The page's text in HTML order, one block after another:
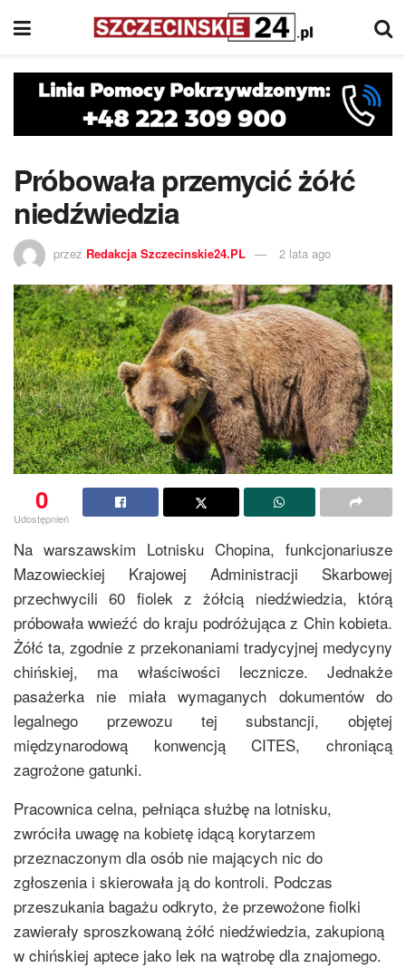
Próbowała przemycić żółć
niedźwiedzia
przez Redakcja Szczecinskie24.PL 2 lata ago
0
Udostępnień
Na warszawskim Lotnisku Chopina, funkcjonariusze
Mazowieckiej Krajowej Administracji Skarbowej
przechwycili 60 fiolek z żółcią niedźwiedzia, którą
próbowała wwieźć do kraju podróżująca z Chin kobieta.
Żółć ta, zgodnie z przekonaniami tradycyjnej medycyny
chińskiej, ma właściwości lecznicze. Jednakże
pasażerka nie miała wymaganych dokumentów do
legalnego przewozu tej substancji, objętej
międzynarodową konwencją CITES, chroniącą
zagrożone gatunki.
Pracownica celna, pełniąca służbę na lotnisku,
zwróciła uwagę na kobietę idącą korytarzem
przeznaczonym dla osób nie mających nic do
zgłoszenia i skierowała ją do kontroli. Podczas
przeszukania bagażu odkryto, że przewożone fiolki
zawierały sproszkowaną żółć niedźwiedzia, zakupioną
w chińskiej aptece jako lek na wątrobę dla znajomego.